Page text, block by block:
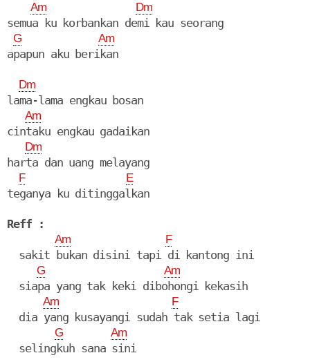
Am Dm
semua ku korbankan demi kau seorang
G Am
apapun aku berikan
Dm
lama-lama engkau bosan
Am
cintaku engkau gadaikan
Dm
harta dan uang melayang
F E
teganya ku ditinggalkan
Reff :
Am F
  sakit bukan disini tapi di kantong ini
G Am
  siapa yang tak keki dibohongi kekasih
Am F
  dia yang kusayangi sudah tak setia lagi
G Am
  selingkuh sana sini